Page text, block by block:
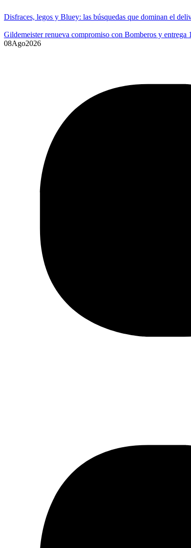
Disfraces, legos y Bluey: las búsquedas que dominan el
Gildemeister renueva compromiso con Bomberos y entrega
08Ago2026